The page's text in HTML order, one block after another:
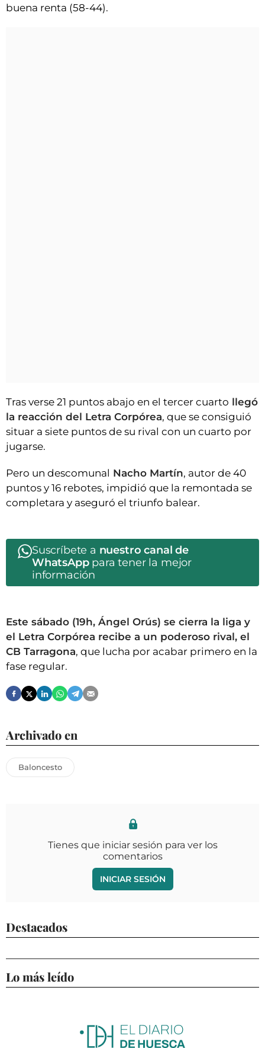
buena renta (58-44).
Tras verse 21 puntos abajo en el tercer cuarto llegó
la reacción del Letra Corpórea, que se consiguió
situar a siete puntos de su rival con un cuarto por
jugarse.
Pero un descomunal Nacho Martín, autor de 40
puntos y 16 rebotes, impidió que la remontada se
completara y aseguró el triunfo balear.
Suscríbete a nuestro canal de
WhatsApppara tener la mejor
información
Este sábado (19h, Ángel Orús) se cierra la liga y
el Letra Corpórea recibe a un poderoso rival, el
CB Tarragona, que lucha por acabar primero en la
fase regular.
Archivado en
Baloncesto
Tienes que iniciar sesión para ver los
comentarios
INICIAR SESIÓN
Destacados
Lo más leído